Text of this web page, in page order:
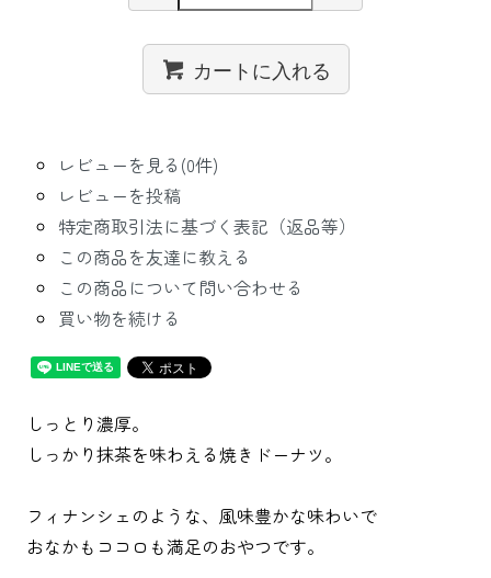
カートに入れる
レビューを見る(0件)
レビューを投稿
特定商取引法に基づく表記（返品等）
この商品を友達に教える
この商品について問い合わせる
買い物を続ける
しっとり濃厚。
しっかり抹茶を味わえる焼きドーナツ。
フィナンシェのような、風味豊かな味わいで
おなかもココロも満足のおやつです。